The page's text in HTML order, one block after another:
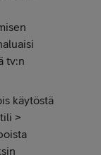
tv:n
käytöstä
>